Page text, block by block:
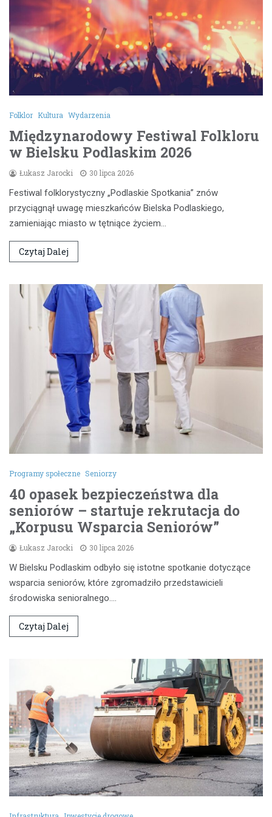
Folklor Kultura Wydarzenia
Międzynarodowy Festiwal Folkloru
w Bielsku Podlaskim 2026
Łukasz Jarocki 30 lipca 2026
Festiwal folklorystyczny „Podlaskie Spotkania” znów
przyciągnął uwagę mieszkańców Bielska Podlaskiego,
zamieniając miasto w tętniące życiem…
Czytaj Dalej
Programy społeczne Seniorzy
40 opasek bezpieczeństwa dla
seniorów – startuje rekrutacja do
„Korpusu Wsparcia Seniorów”
Łukasz Jarocki 30 lipca 2026
W Bielsku Podlaskim odbyło się istotne spotkanie dotyczące
wsparcia seniorów, które zgromadziło przedstawicieli
środowiska senioralnego.…
Czytaj Dalej